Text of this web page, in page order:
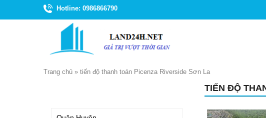
Hotline: 0986866790
Trang chủ » tiến độ thanh toán Picenza Riverside Sơn La
TIẾN ĐỘ